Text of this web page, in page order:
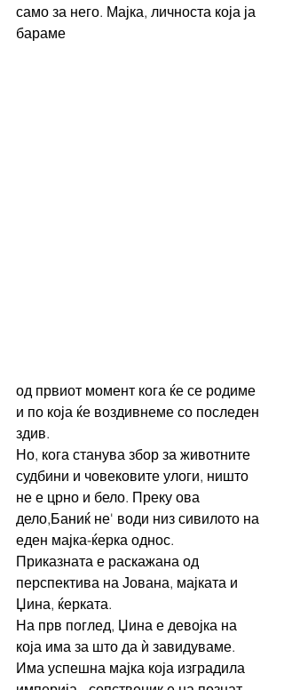
само за него. Мајка, личноста која ја
бараме
од првиот момент кога ќе се родиме
и по која ќе воздивнеме со последен
здив.
Но, кога станува збор за животните
судбини и човековите улоги, ништо
не е црно и бело. Преку ова
дело,Баниќ не' води низ сивилото на
еден мајка-ќерка однос.
Приказната е раскажана од
перспектива на Јована, мајката и
Џина, ќерката.
На прв поглед, Џина е девојка на
која има за што да ѝ завидуваме.
Има успешна мајка која изградила